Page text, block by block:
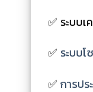
✅ ระบบ
✅ ระบบโ
✅ การป